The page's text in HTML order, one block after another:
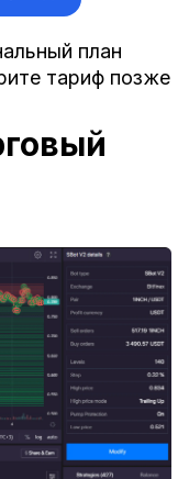
план
тариф позже